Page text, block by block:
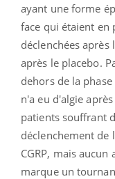
ayant une forme
face qui étaient en
déclenchées après
après le placebo.
dehors de la
n'a eu d'algie
patients souffrant
déclenchement de
CGRP, mais
marque un